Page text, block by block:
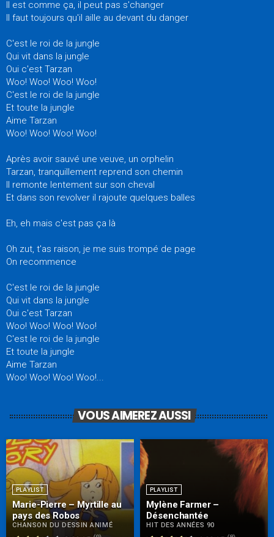
Il est comme ça, il peut pas s'changer
Il faut toujours qu'il aille au devant du danger
C'est le roi de la jungle
Qui vit dans la jungle
Oui c'est Tarzan
Woo! Woo! Woo! Woo!
C'est le roi de la jungle
Et toute la jungle
Aime Tarzan
Woo! Woo! Woo! Woo!
Après avoir sauvé une veuve, un orphelin
Tarzan, tranquillement reprend son chemin
Il remonte lentement sur son cheval
Et dans son revolver il rajoute quelques balles
Eh, eh mais c'est pas ça là
Oh zut, t'as raison, je me suis trompé de page
On recommence
C'est le roi de la jungle
Qui vit dans la jungle
Oui c'est Tarzan
Woo! Woo! Woo! Woo!
C'est le roi de la jungle
Et toute la jungle
Aime Tarzan
Woo! Woo! Woo! Woo!...
VOUS AIMEREZ AUSSI
PLAYLIST
Marie-Pierre – Myrtille au
pays des Robos
CHANSON DU DESSIN ANIMÉ
PLAYLIST
Mylène Farmer –
Désenchantée
HIT DES ANNÉES 90